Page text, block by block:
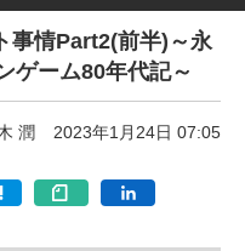
事情Part2(前半)～永
ゲーム80年代記～
潤 2023年1月24日 07:05